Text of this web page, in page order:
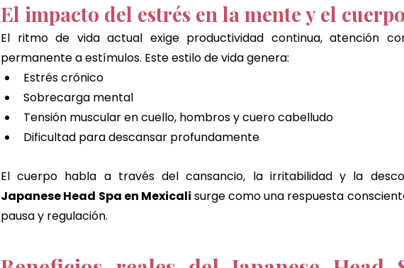
El impacto del estrés en la mente y el cuerpo
El ritmo de vida actual exige productividad continua, atención
permanente a estímulos. Este estilo de vida genera:
Estrés crónico
Sobrecarga mental
Tensión muscular en cuello, hombros y cuero cabelludo
Dificultad para descansar profundamente
Japanese Head Spa en Mexicali surge como una respuesta
pausa y regulación.